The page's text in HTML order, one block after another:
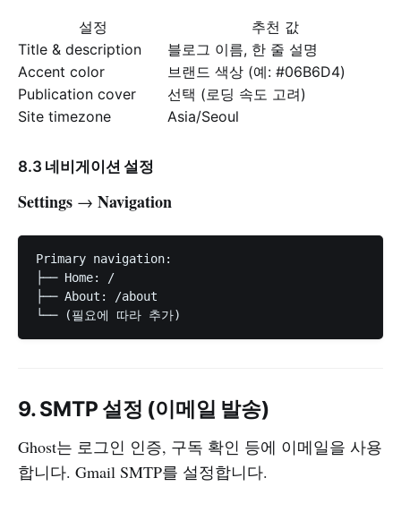
설정
추천 값
Title & description
블로그 이름, 한 줄 설명
Accent color
브랜드 색상 (예: #06B6D4)
Publication cover
선택 (로딩 속도 고려)
Site timezone
Asia/Seoul
8.3 네비게이션 설정
Settings → Navigation
Primary navigation:
├── Home: /
├── About: /about
9. SMTP 설정 (이메일 발송)
Ghost는 로그인 인증, 구독 확인 등에 이메일을 사용
합니다. Gmail SMTP를 설정합니다.